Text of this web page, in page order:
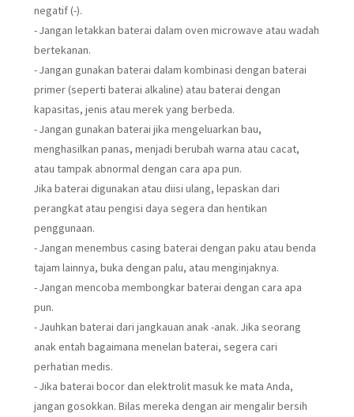
negatif (-).
- Jangan letakkan baterai dalam oven microwave atau wadah
bertekanan.
- Jangan gunakan baterai dalam kombinasi dengan baterai
primer (seperti baterai alkaline) atau baterai dengan
kapasitas, jenis atau merek yang berbeda.
- Jangan gunakan baterai jika mengeluarkan bau,
menghasilkan panas, menjadi berubah warna atau cacat,
atau tampak abnormal dengan cara apa pun.
Jika baterai digunakan atau diisi ulang, lepaskan dari
perangkat atau pengisi daya segera dan hentikan
penggunaan.
- Jangan menembus casing baterai dengan paku atau benda
tajam lainnya, buka dengan palu, atau menginjaknya.
- Jangan mencoba membongkar baterai dengan cara apa
pun.
- Jauhkan baterai dari jangkauan anak -anak. Jika seorang
anak entah bagaimana menelan baterai, segera cari
perhatian medis.
- Jika baterai bocor dan elektrolit masuk ke mata Anda,
jangan gosokkan. Bilas mereka dengan air mengalir bersih